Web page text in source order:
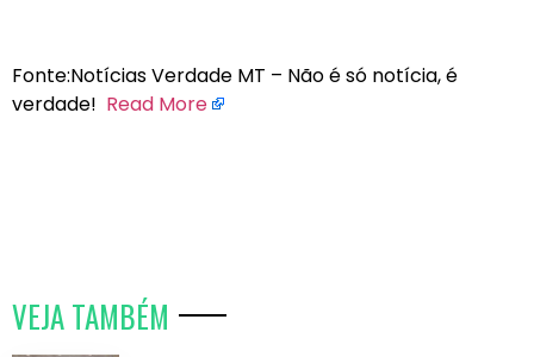
Fonte:Notícias Verdade MT – Não é só notícia, é
verdade! Read More
VEJA TAMBÉM